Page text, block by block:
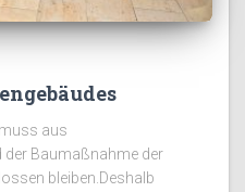
aus
der Baumaßnahme der
bleiben.Deshalb